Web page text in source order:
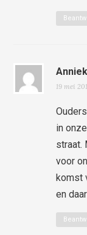
19 mei
in
straat.
voor
komst
en